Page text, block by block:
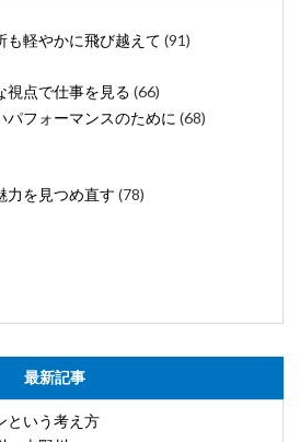
軽やかに飛び越えて (91)
点で仕事を見る (66)
フォーマンスのために (68)
を見つめ直す (78)
最新記事
という考え方